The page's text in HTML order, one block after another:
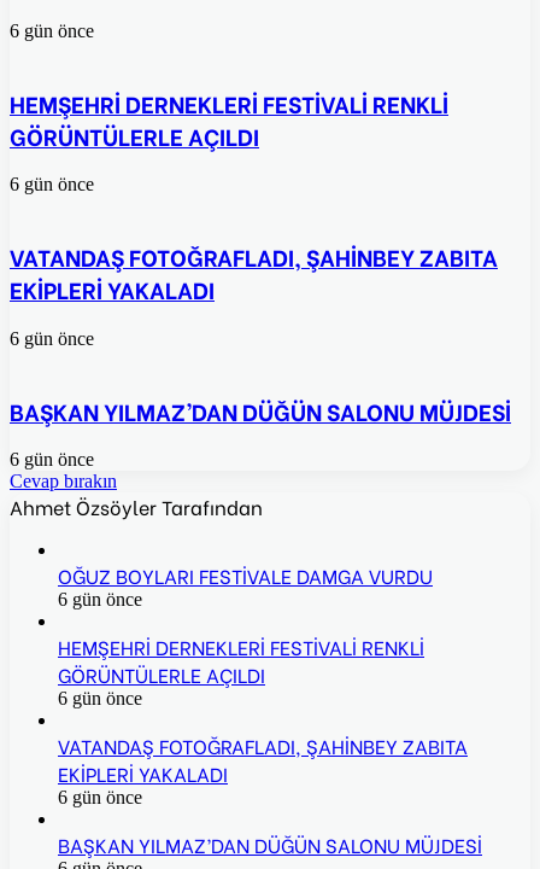
6 gün önce
HEMŞEHRİ DERNEKLERİ FESTİVALİ RENKLİ
GÖRÜNTÜLERLE AÇILDI
6 gün önce
VATANDAŞ FOTOĞRAFLADI, ŞAHİNBEY ZABITA
EKİPLERİ YAKALADI
6 gün önce
BAŞKAN YILMAZ’DAN DÜĞÜN SALONU MÜJDESİ
6 gün önce
Cevap bırakın
Ahmet Özsöyler Tarafından
OĞUZ BOYLARI FESTİVALE DAMGA VURDU
6 gün önce
HEMŞEHRİ DERNEKLERİ FESTİVALİ RENKLİ
GÖRÜNTÜLERLE AÇILDI
6 gün önce
VATANDAŞ FOTOĞRAFLADI, ŞAHİNBEY ZABITA
EKİPLERİ YAKALADI
6 gün önce
BAŞKAN YILMAZ’DAN DÜĞÜN SALONU MÜJDESİ